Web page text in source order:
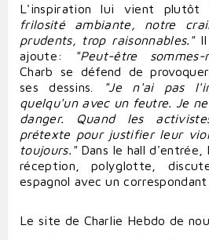
L'inspiration lui vient plutôt
frilosité ambiante, notre
prudents, trop raisonnables."Il
ajoute:
"Peut-être
Charb se défend deprovoquer
ses dessins.
"Je n'ai pas
quelqu'un avec un feutre. Je
danger. Quand les
prétexte pour justifierleur
toujours."Dans le hall d'entrée,
réception, polyglotte,
espagnol avec un correspondant
Le site de Charlie Hebdo de